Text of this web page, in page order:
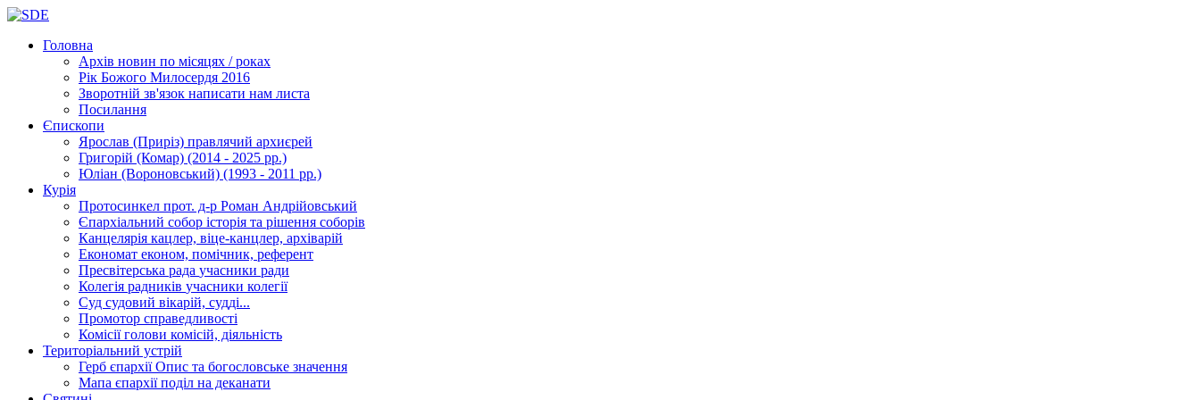
Головна
Архів новин по місяцях / роках
Рік Божого Милосердя 2016
Зворотній зв'язок написати нам листа
Посилання
Єпископи
Ярослав (Приріз) правлячий архиєрей
Григорій (Комар) (2014 - 2025 рр.)
Юліан (Вороновський) (1993 - 2011 рр.)
Курія
Протосинкел прот. д-р Роман Андрійовський
Єпархіальний собор історія та рішення соборів
Канцелярія кацлер, віце-канцлер, архіварій
Економат економ, помічник, референт
Пресвітерська рада учасники ради
Колегія радників учасники колегії
Суд судовий вікарій, судді...
Промотор справедливості
Комісіїголови комісій, діяльність
Територіальний устрій
Герб єпархіїОпис та богословське значення
Мапа єпархіїподіл на деканати